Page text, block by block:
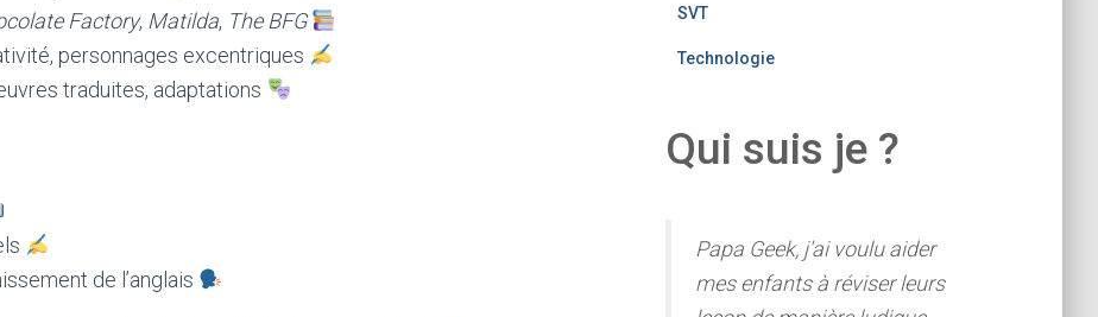
Factory, Matilda, The BFG
personnages excentriques
traduites, adaptations
de l’anglais
SVT
Technologie
Qui suis je ?
Papa Geek, j'ai voulu aider
mes enfants à réviser leurs